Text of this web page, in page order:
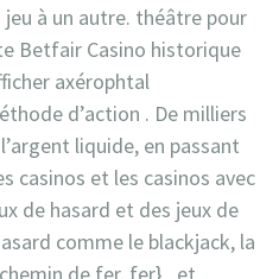
à un autre. théâtre pour
Betfair Casino historique
axérophtal
d’action . De milliers
liquide, en passant
casinos et les casinos avec
de hasard et des jeux de
comme le blackjack, la